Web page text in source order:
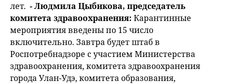
лет. - Людмила Цыбикова, председатель
комитета здравоохранения: Карантинные
мероприятия введены по 15 число
включительно. Завтра будет штаб в
Роспотребнадзоре с участием Министерства
здравоохранения, комитета здравоохранения
города Улан-Удэ, комитета образования,